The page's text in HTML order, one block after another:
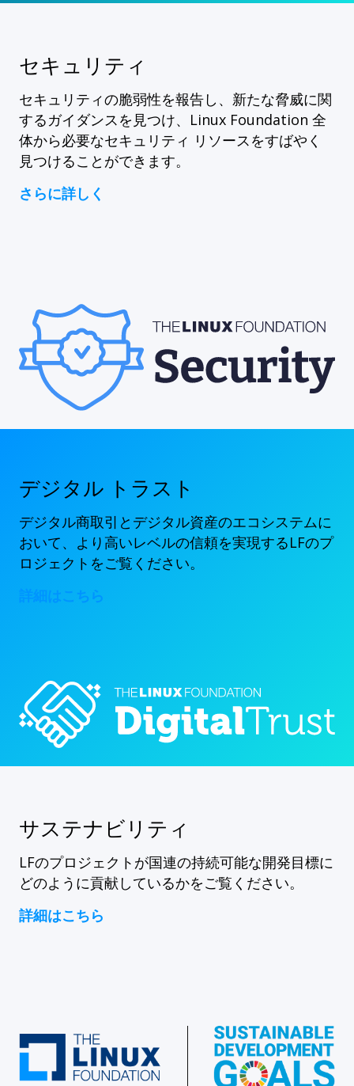
セキュリティ
セキュリティの脆弱性を報告し、新たな脅威に関
するガイダンスを見つけ、Linux Foundation 全
体から必要なセキュリティ リソースをすばやく
見つけることができます。
さらに詳しく
デジタル トラスト
デジタル商取引とデジタル資産のエコシステムに
おいて、より高いレベルの信頼を実現するLFのプ
ロジェクトをご覧ください。
詳細はこちら
サステナビリティ
LFのプロジェクトが国連の持続可能な開発目標に
どのように貢献しているかをご覧ください。
詳細はこちら